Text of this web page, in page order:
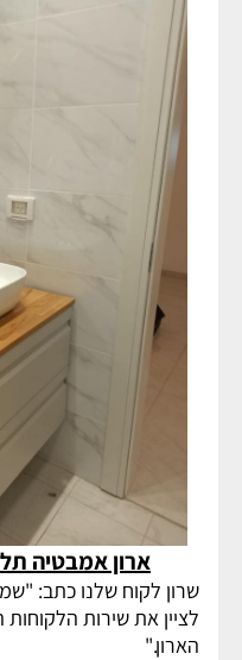
ארון אמבטיה
שרון לקוח שלנו כתב:
לציין את שירות
הארון."